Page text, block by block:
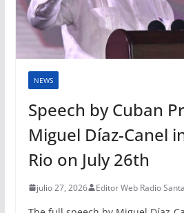
NEWS
Speech by Cuban
Miguel Díaz-Canel
Rio on July 26th
julio 27, 2026 Editor Web Radio